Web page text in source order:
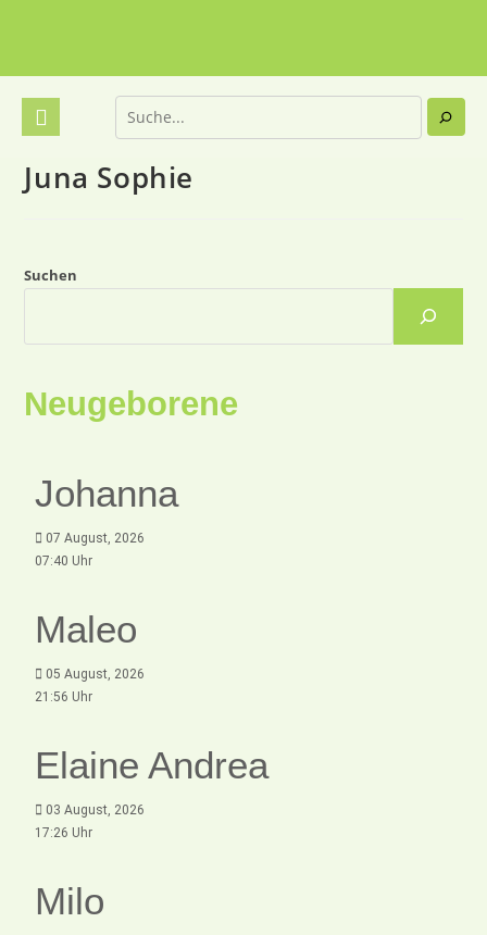
Juna Sophie
Suchen
Neugeborene
Johanna
07 August, 2026
07:40 Uhr
Maleo
05 August, 2026
21:56 Uhr
Elaine Andrea
03 August, 2026
17:26 Uhr
Milo